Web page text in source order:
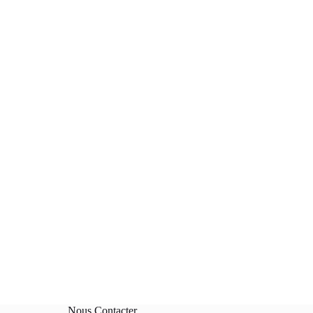
Nous Contacter